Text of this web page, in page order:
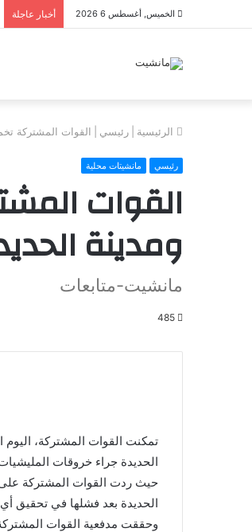
الخميس, أغسطس 6 2026 أخبار عاجلة
الرئيسية رئيسي القوات المشتركة تخمد
رئيسي مانشيتات محلية
ومدينة
مانشيت-متابعات
485
الحديدة جراء خروقات
الحديدة بعد فشلها في تحقيق
وحققت مدفعية القوات